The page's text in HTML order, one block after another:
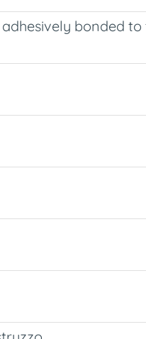
bonded to